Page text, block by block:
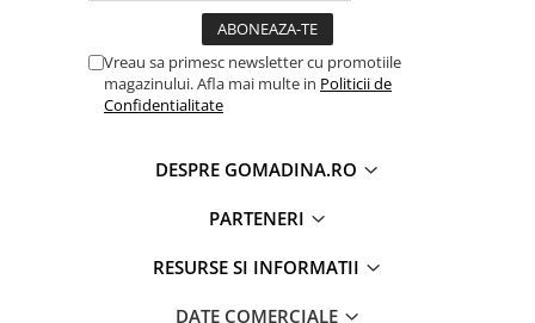
Vreau sa primesc newsletter cu promotiile
magazinului. Afla mai multe in Politicii de
Confidentialitate
DESPRE GOMADINA.RO
PARTENERI
RESURSE SI INFORMATII
DATE COMERCIALE